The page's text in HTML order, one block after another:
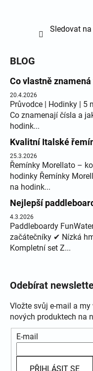
Sledovat
BLOG
Co vlastně
20.4.2026
Průvodce | Hodinky | 5
Co znamenají čísla a
hodink...
Kvalitní Italské
25.3.2026
Řemínky Morellato –
hodinky Řemínky
na hodink...
Nejlepší
4.3.2026
Paddleboardy
začátečníky ✔ Nízká
Kompletní set Z...
Odebírat
Vložte svůj e-mail a
nových produktech na
E-mail
PŘIHLÁSIT SE